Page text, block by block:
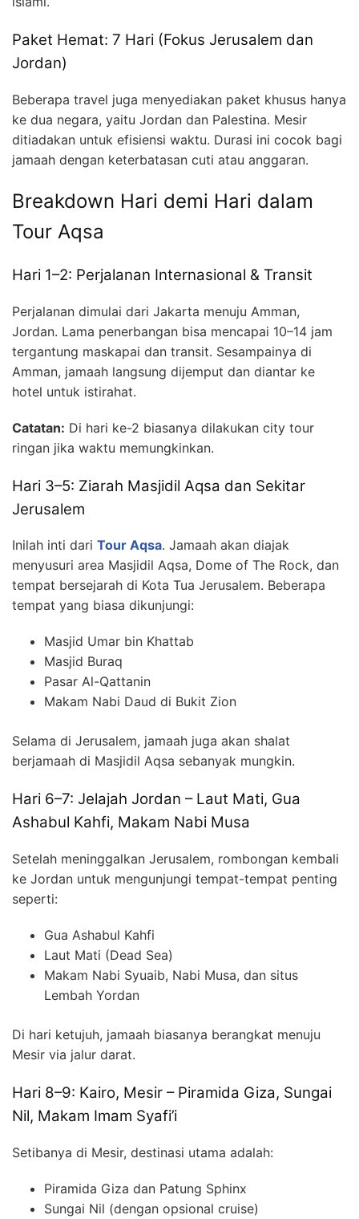
Paket Hemat: 7 Hari (Fokus Jerusalem dan
Jordan)
Beberapa travel juga menyediakan paket khusus hanya
ke dua negara, yaitu Jordan dan Palestina. Mesir
ditiadakan untuk efisiensi waktu. Durasi ini cocok bagi
jamaah dengan keterbatasan cuti atau anggaran.
Breakdown Hari demi Hari dalam
Tour Aqsa
Hari 1–2: Perjalanan Internasional & Transit
Perjalanan dimulai dari Jakarta menuju Amman,
Jordan. Lama penerbangan bisa mencapai 10–14 jam
tergantung maskapai dan transit. Sesampainya di
Amman, jamaah langsung dijemput dan diantar ke
hotel untuk istirahat.
Catatan: Di hari ke-2 biasanya dilakukan city tour
ringan jika waktu memungkinkan.
Hari 3–5: Ziarah Masjidil Aqsa dan Sekitar
Jerusalem
Inilah inti dari Tour Aqsa. Jamaah akan diajak
menyusuri area Masjidil Aqsa, Dome of The Rock, dan
tempat bersejarah di Kota Tua Jerusalem. Beberapa
tempat yang biasa dikunjungi:
Masjid Umar bin Khattab
Masjid Buraq
Pasar Al-Qattanin
Makam Nabi Daud di Bukit Zion
Selama di Jerusalem, jamaah juga akan shalat
berjamaah di Masjidil Aqsa sebanyak mungkin.
Hari 6–7: Jelajah Jordan – Laut Mati, Gua
Ashabul Kahfi, Makam Nabi Musa
Setelah meninggalkan Jerusalem, rombongan kembali
ke Jordan untuk mengunjungi tempat-tempat penting
seperti:
Gua Ashabul Kahfi
Laut Mati (Dead Sea)
Makam Nabi Syuaib, Nabi Musa, dan situs
Lembah Yordan
Di hari ketujuh, jamaah biasanya berangkat menuju
Mesir via jalur darat.
Hari 8–9: Kairo, Mesir – Piramida Giza, Sungai
Nil, Makam Imam Syafi’i
Setibanya di Mesir, destinasi utama adalah:
Piramida Giza dan Patung Sphinx
Sungai Nil (dengan opsional cruise)